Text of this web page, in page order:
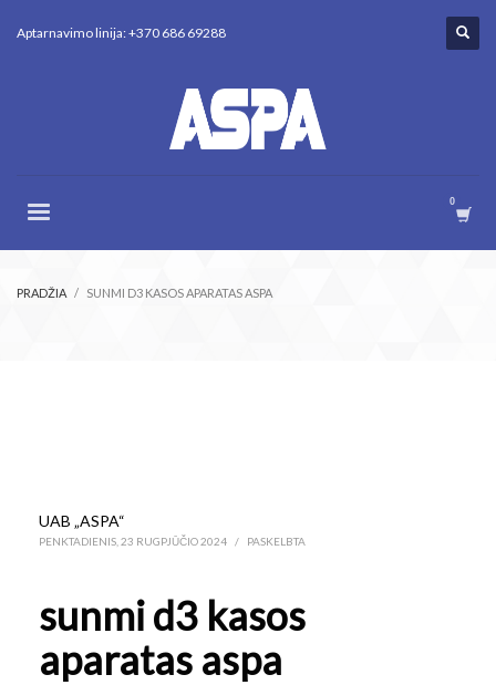
Aptarnavimo linija: +370 686 69288
PRADŽIA SUNMI D3 KASOS APARATAS ASPA
UAB „ASPA“
PENKTADIENIS, 23 RUGPJŪČIO 2024 / PASKELBTA
sunmi d3 kasos
aparatas aspa